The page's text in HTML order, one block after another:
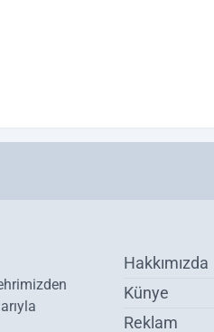
Hakkımızda
Künye
Reklam